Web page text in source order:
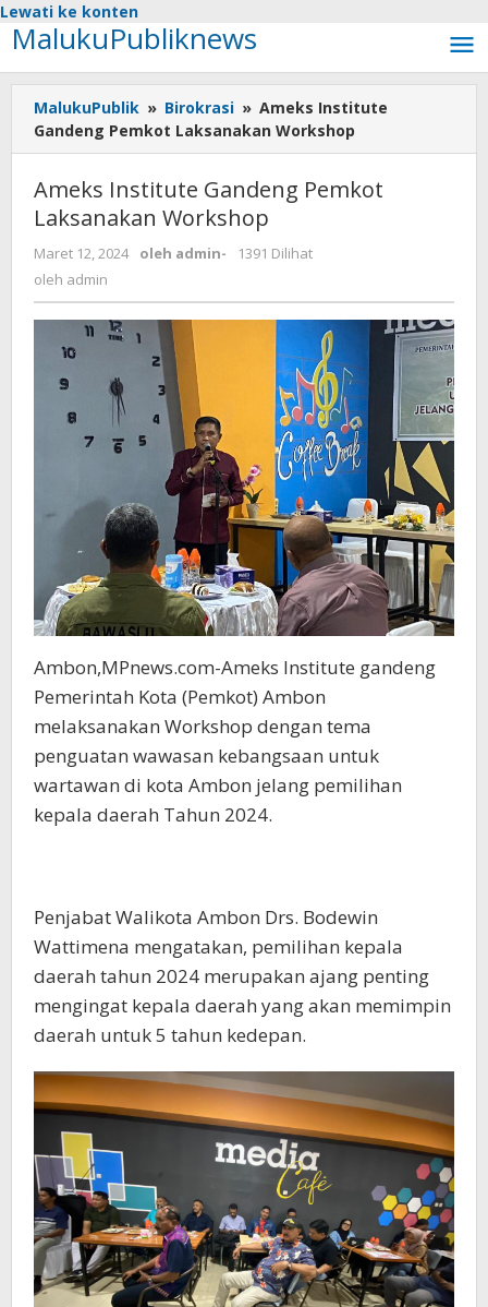
Lewati ke konten
MalukuPubliknews
MalukuPublik » Birokrasi » Ameks Institute
Gandeng Pemkot Laksanakan Workshop
Ameks Institute Gandeng Pemkot
Laksanakan Workshop
Maret 12, 2024 oleh admin-
1391 Dilihat
oleh admin
Ambon,MPnews.com-Ameks Institute gandeng
Pemerintah Kota (Pemkot) Ambon
melaksanakan Workshop dengan tema
penguatan wawasan kebangsaan untuk
wartawan di kota Ambon jelang pemilihan
kepala daerah Tahun 2024.
Penjabat Walikota Ambon Drs. Bodewin
Wattimena mengatakan, pemilihan kepala
daerah tahun 2024 merupakan ajang penting
mengingat kepala daerah yang akan memimpin
daerah untuk 5 tahun kedepan.